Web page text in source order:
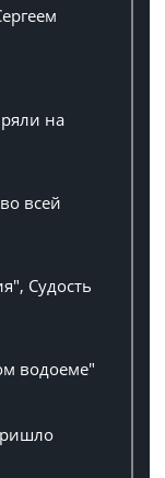
на
всей
Судость
водоеме"